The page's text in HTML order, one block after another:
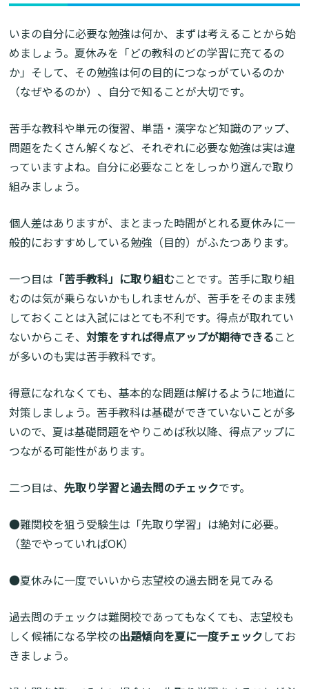
いまの自分に必要な勉強は何か、まずは考えることから始
めましょう。夏休みを「どの教科のどの学習に充てるの
か」そして、その勉強は何の目的につなっがているのか
（なぜやるのか）、自分で知ることが大切です。
苦手な教科や単元の復習、単語・漢字など知識のアップ、
問題をたくさん解くなど、それぞれに必要な勉強は実は違
っていますよね。自分に必要なことをしっかり選んで取り
組みましょう。
個人差はありますが、まとまった時間がとれる夏休みに一
般的におすすめしている勉強（目的）がふたつあります。
一つ目は 「苦手教科」に取り組むことです。苦手に取り組
むのは気が乗らないかもしれませんが、苦手をそのまま残
しておくことは入試にはとても不利です。得点が取れてい
ないからこそ、対策をすれば得点アップが期待できること
が多いのも実は苦手教科です。
得意になれなくても、基本的な問題は解けるように地道に
対策しましょう。苦手教科は基礎ができていないことが多
いので、夏は基礎問題をやりこめば秋以降、得点アップに
つながる可能性があります。
二つ目は、先取り学習と過去問のチェックです。
●難関校を狙う受験生は「先取り学習」は絶対に必要。
（塾でやっていればOK）
●夏休みに一度でいいから志望校の過去問を見てみる
過去問のチェックは難関校であってもなくても、志望校も
しく候補になる学校の出題傾向を夏に一度チェックしてお
きましょう。